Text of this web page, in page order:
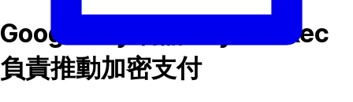
Google Pay 聘請 PayPal Exec
負責推動加密支付